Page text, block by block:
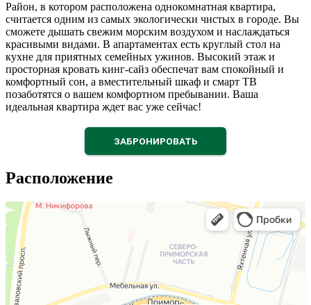
Район, в котором расположена однокомнатная квартира,
считается одним из самых экологически чистых в городе. Вы
сможете дышать свежим морским воздухом и наслаждаться
красивыми видами. В апартаментах есть круглый стол на
кухне для приятных семейных ужинов. Высокий этаж и
просторная кровать кинг-сайз обеспечат вам спокойный и
комфортный сон, а вместительный шкаф и смарт ТВ
позаботятся о вашем комфортном пребывании. Ваша
идеальная квартира ждет вас уже сейчас!
ЗАБРОНИРОВАТЬ
Расположение